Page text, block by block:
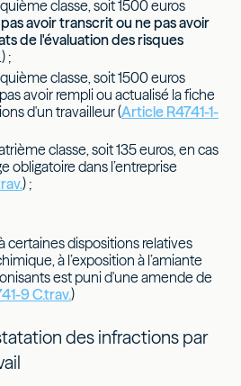
classe, soit 1500 euros
avoir transcrit ou ne pas avoir
de l'évaluation des risques
;
classe, soit 1500 euros
avoir rempli ou actualisé la fiche
d'un travailleur (Article R4741-1-
classe, soit 135 euros, en cas
obligatoire dans l’entreprise
) ;
certaines dispositions relatives
à l’exposition à l’amiante
est puni d'une amende de
9 C.trav.)
des infractions par